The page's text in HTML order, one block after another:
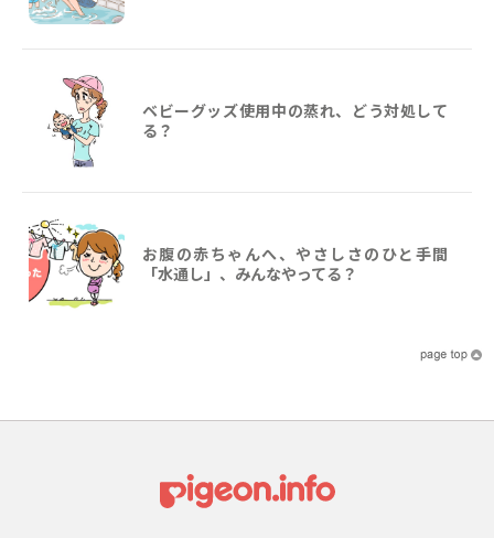
ベビーグッズ使用中の蒸れ、どう対処して
る？
お腹の赤ちゃんへ、やさしさのひと手間
「水通し」、みんなやってる？